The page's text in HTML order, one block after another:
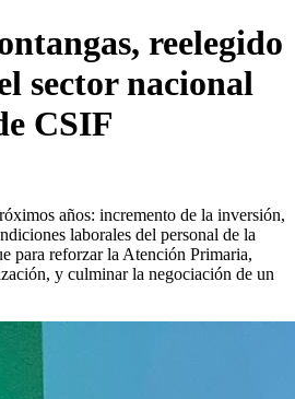
reelegido
sector nacional
CSIF
años: incremento de la inversión,
laborales del personal de la
para reforzar la Atención Primaria,
y culminar la negociación de un